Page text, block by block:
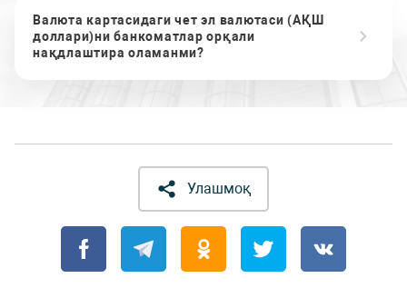
Валюта картасидаги чет эл валютаси (АҚШ
доллари)ни банкоматлар орқали
нақдлаштира оламанми?
Улашмоқ